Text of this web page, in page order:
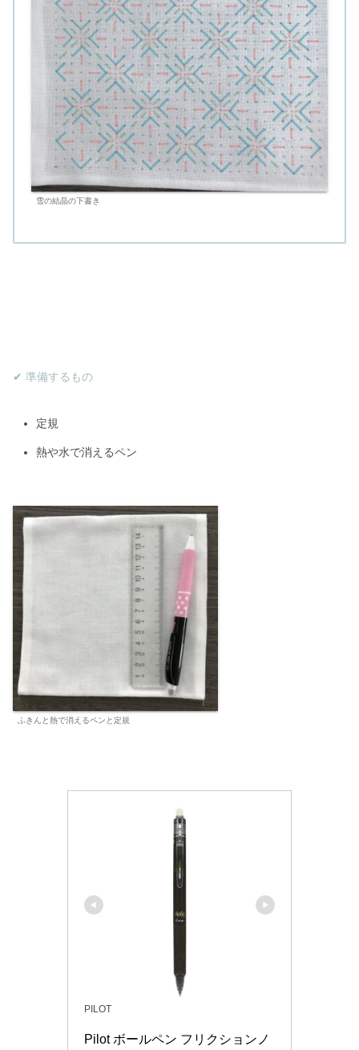
雪の結晶の下書き
✔︎ 準備するもの
定規
熱や水で消えるペン
ふきんと熱で消えるペンと定規
PILOT
Pilot ボールペン フリクションノ